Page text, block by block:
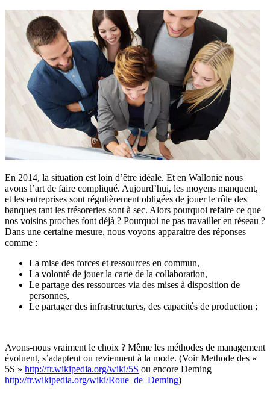
En 2014, la situation est loin d’être idéale. Et en Wallonie nous
avons l’art de faire compliqué. Aujourd’hui, les moyens manquent,
et les entreprises sont régulièrement obligées de jouer le rôle des
banques tant les trésoreries sont à sec. Alors pourquoi refaire ce que
nos voisins proches font déjà ? Pourquoi ne pas travailler en réseau ?
Dans une certaine mesure, nous voyons apparaitre des réponses
comme :
La mise des forces et ressources en commun,
La volonté de jouer la carte de la collaboration,
Le partage des ressources via des mises à disposition de
personnes,
Le partager des infrastructures, des capacités de production ;
Avons-nous vraiment le choix ? Même les méthodes de management
évoluent, s’adaptent ou reviennent à la mode. (Voir Methode des «
5S » http://fr.wikipedia.org/wiki/5S ou encore Deming
http://fr.wikipedia.org/wiki/Roue_de_Deming)